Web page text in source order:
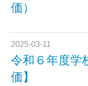
価）
2025-03-11
令和６年度学
価】